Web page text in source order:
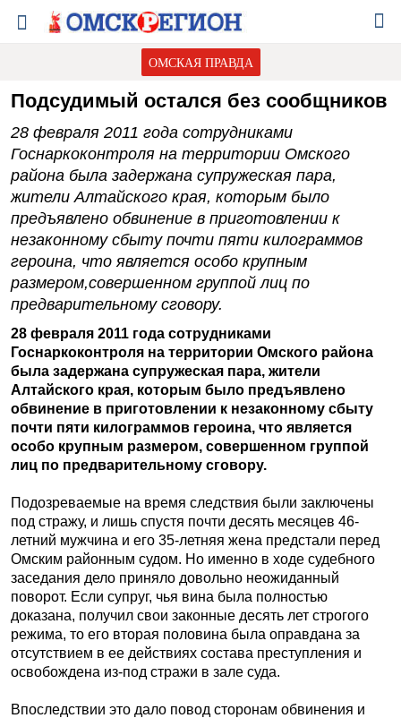
ОМСКАЯ ПРАВДА
Подсудимый остался без сообщников
28 февраля 2011 года сотрудниками
Госнаркоконтроля на территории Омского
района была задержана супружеская пара,
жители Алтайского края, которым было
предъявлено обвинение в приготовлении к
незаконному сбыту почти пяти килограммов
героина, что является особо крупным
размером,совершенном группой лиц по
предварительному сговору.
28 февраля 2011 года сотрудниками
Госнаркоконтроля на территории Омского района
была задержана супружеская пара, жители
Алтайского края, которым было предъявлено
обвинение в приготовлении к незаконному сбыту
почти пяти килограммов героина, что является
особо крупным размером, совершенном группой
лиц по предварительному сговору.
Подозреваемые на время следствия были заключены
под стражу, и лишь спустя почти десять месяцев 46-
летний мужчина и его 35-летняя жена предстали перед
Омским районным судом. Но именно в ходе судебного
заседания дело приняло довольно неожиданный
поворот. Если супруг, чья вина была полностью
доказана, получил свои законные десять лет строгого
режима, то его вторая половина была оправдана за
отсутствием в ее действиях состава преступления и
освобождена из-под стражи в зале суда.
Впоследствии это дало повод сторонам обвинения и